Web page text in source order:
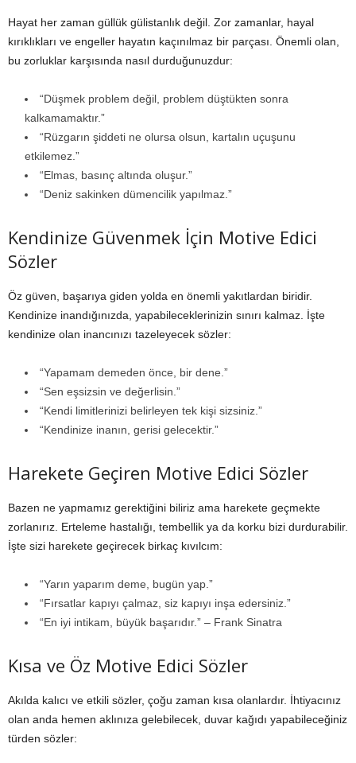
Hayat her zaman güllük gülistanlık değil. Zor zamanlar, hayal
kırıklıkları ve engeller hayatın kaçınılmaz bir parçası. Önemli olan,
bu zorluklar karşısında nasıl durduğunuzdur:
“Düşmek problem değil, problem düştükten sonra
kalkamamaktır.”
“Rüzgarın şiddeti ne olursa olsun, kartalın uçuşunu
etkilemez.”
“Elmas, basınç altında oluşur.”
“Deniz sakinken dümencilik yapılmaz.”
Kendinize Güvenmek İçin Motive Edici
Sözler
Öz güven, başarıya giden yolda en önemli yakıtlardan biridir.
Kendinize inandığınızda, yapabileceklerinizin sınırı kalmaz. İşte
kendinize olan inancınızı tazeleyecek sözler:
“Yapamam demeden önce, bir dene.”
“Sen eşsizsin ve değerlisin.”
“Kendi limitlerinizi belirleyen tek kişi sizsiniz.”
“Kendinize inanın, gerisi gelecektir.”
Harekete Geçiren Motive Edici Sözler
Bazen ne yapmamız gerektiğini biliriz ama harekete geçmekte
zorlanırız. Erteleme hastalığı, tembellik ya da korku bizi durdurabilir.
İşte sizi harekete geçirecek birkaç kıvılcım:
“Yarın yaparım deme, bugün yap.”
“Fırsatlar kapıyı çalmaz, siz kapıyı inşa edersiniz.”
“En iyi intikam, büyük başarıdır.” – Frank Sinatra
Kısa ve Öz Motive Edici Sözler
Akılda kalıcı ve etkili sözler, çoğu zaman kısa olanlardır. İhtiyacınız
olan anda hemen aklınıza gelebilecek, duvar kağıdı yapabileceğiniz
türden sözler: